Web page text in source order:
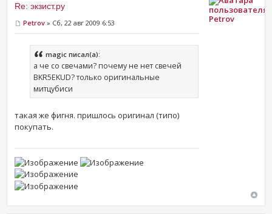
Re: экзист.ру
Petrov » Сб, 22 авг 2009 6:53
magic писал(а):
а че со свечами? почему не нет свечей
BKR5EKUD? только оригинальные
митцубиси
такая же фигня. пришлось оригинал (типо)
покупать.
Petrov